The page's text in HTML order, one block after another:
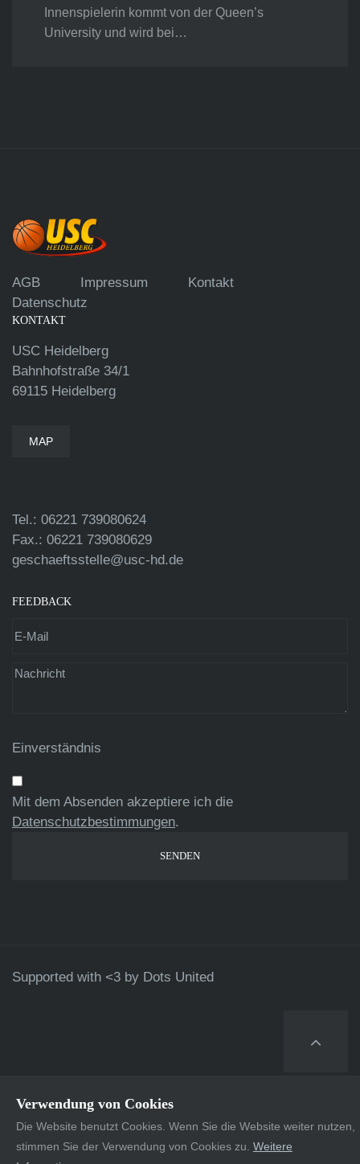
Innenspielerin kommt von der Queen’s
University und wird bei…
AGB Impressum
Kontakt
Datenschutz
KONTAKT
USC Heidelberg
Bahnhofstraße 34/1
69115 Heidelberg
MAP
Tel.: 06221 739080624
Fax.: 06221 739080629
geschaeftsstelle@usc-hd.de
FEEDBACK
Einverständnis
Mit dem Absenden akzeptiere ich die
Datenschutzbestimmungen.
Supported with <3 by Dots United
Verwendung von Cookies
Die Website benutzt Cookies. Wenn Sie die Website weiter nutzen,
stimmen Sie der Verwendung von Cookies zu. Weitere